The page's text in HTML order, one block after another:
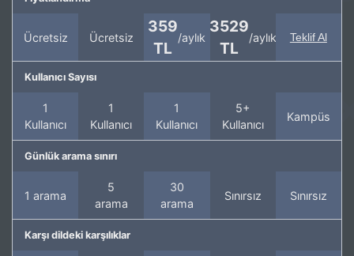
Ücretsiz Ücretsiz
359
TL
/aylık
3529
TL
/aylık Teklif Al
Kullanıcı Sayısı
1
Kullanıcı
1
Kullanıcı
1
Kullanıcı
5+
Kullanıcı
Kampüs
Günlük arama sınırı
1 arama
5
arama
30
arama
Sınırsız Sınırsız
Karşı dildeki karşılıklar